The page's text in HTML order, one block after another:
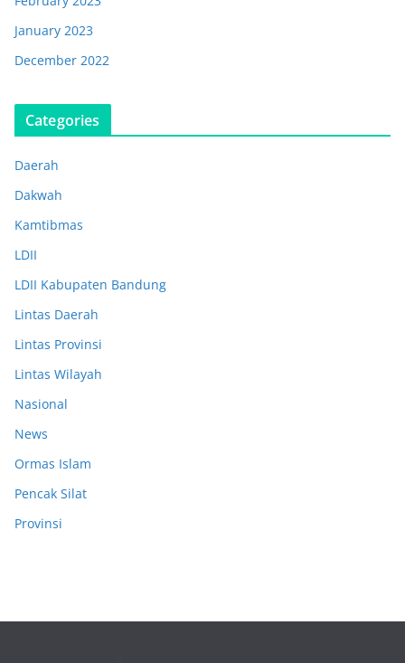
January 2023
December 2022
Categories
Daerah
Dakwah
Kamtibmas
LDII
LDII Kabupaten Bandung
Lintas Daerah
Lintas Provinsi
Lintas Wilayah
Nasional
News
Ormas Islam
Pencak Silat
Provinsi